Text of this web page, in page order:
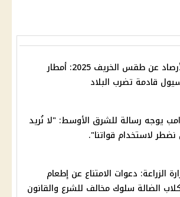
الأرصاد عن طقس الخريف 2025: أمطار
قادمة تضرب البلاد
يوجه رسالة للشرق الأوسط: "لا نُريد
نضطر لاستخدام قواتنا".
الزراعة: دعوات الامتناع عن إطعام
الضالة سلوك مخالف للشرع والقانون